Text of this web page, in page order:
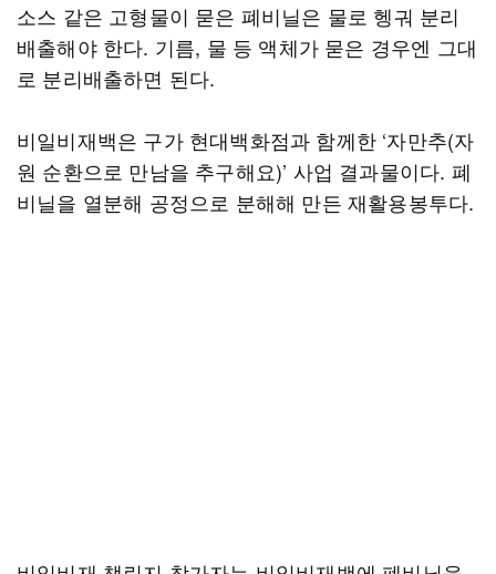
소스 같은 고형물이 묻은 폐비닐은 물로 헹궈 분리
배출해야 한다. 기름, 물 등 액체가 묻은 경우엔 그대
로 분리배출하면 된다.
비일비재백은 구가 현대백화점과 함께한 ‘자만추(자
원 순환으로 만남을 추구해요)’ 사업 결과물이다. 폐
비닐을 열분해 공정으로 분해해 만든 재활용봉투다.